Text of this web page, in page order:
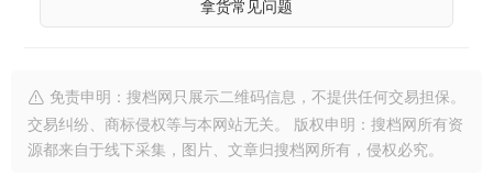
拿货常见问题
免责申明：搜档网只展示二维码信息，不提供任何交易担保。
交易纠纷、商标侵权等与本网站无关。 版权申明：搜档网所有资
源都来自于线下采集，图片、文章归搜档网所有，侵权必究。